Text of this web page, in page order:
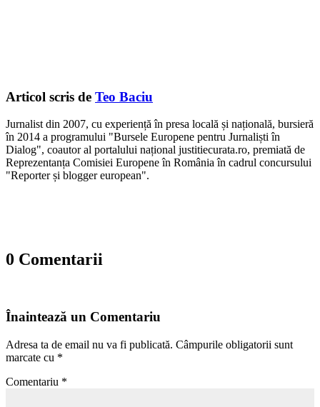
Articol scris de Teo Baciu
Jurnalist din 2007, cu experiență în presa locală și națională, bursieră
în 2014 a programului "Bursele Europene pentru Jurnaliști în
Dialog", coautor al portalului național justitiecurata.ro, premiată de
Reprezentanța Comisiei Europene în România în cadrul concursului
"Reporter și blogger european".
0 Comentarii
Înaintează un Comentariu
Adresa ta de email nu va fi publicată. Câmpurile obligatorii sunt
marcate cu *
Comentariu *